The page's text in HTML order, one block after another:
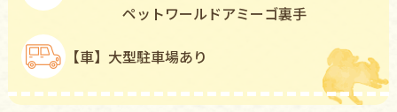
ペットワールドアミーゴ裏⼿
【⾞】 ⼤型駐⾞場あり